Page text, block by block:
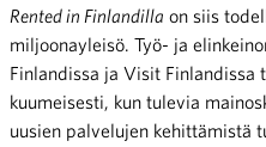
Rented in Finlandilla on siis
miljoonayleisö. Työ- ja
Finlandissa ja Visit Finlandissa
kuumeisesti, kun tulevia
uusien palvelujen kehittämistä